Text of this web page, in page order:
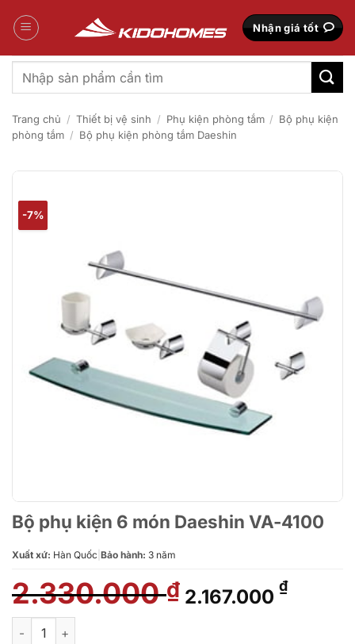
qua
Nhận giá tốt
Tìm
kiếm:
Trang chủ / Thiết bị vệ sinh / Phụ kiện phòng tắm / Bộ phụ kiện
phòng tắm / Bộ phụ kiện phòng tắm Daeshin
-7%
Bộ phụ kiện 6 món Daeshin VA-4100
Xuất xứ: Hàn Quốc Bảo hành: 3 năm
2.330.000₫ Giá
gốc
2.167.000 ₫Giá
Bộ phụ kiện 6 món Daeshin VA-4100 số lượng